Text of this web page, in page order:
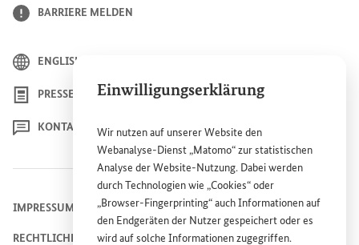
Einwilligungserklärung
Wir nutzen auf unsererWebsite den
Webanalyse-Dienst „Matomo“ zur statistischen
Analyse derWebsite-Nutzung. Dabei werden
durch Technologien wie „Cookies“ oder
„Browser-Fingerprinting“ auch Informationen auf
den Endgeräten der Nutzer gespeichert oder es
wird auf solche Informationen zugegriffen.
BARRIERE MELDEN
ENGLISH
PRESSE
KONTAKT
IMPRESSUM
RECHTLICHE HINWEISE